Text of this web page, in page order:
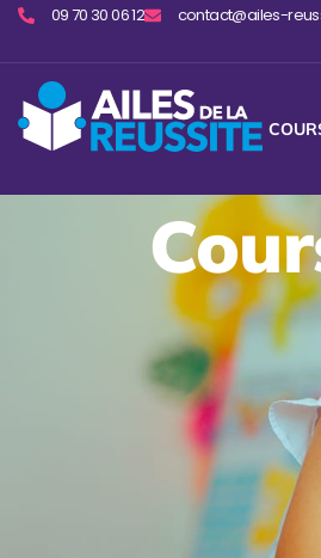
09 70 30 06 12 contact@ailes-